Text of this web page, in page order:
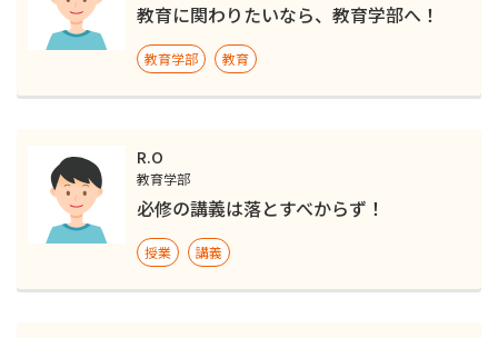
教育に関わりたいなら、教育学部へ！
教育学部 教育
R.O
教育学部
必修の講義は落とすべからず！
授業 講義